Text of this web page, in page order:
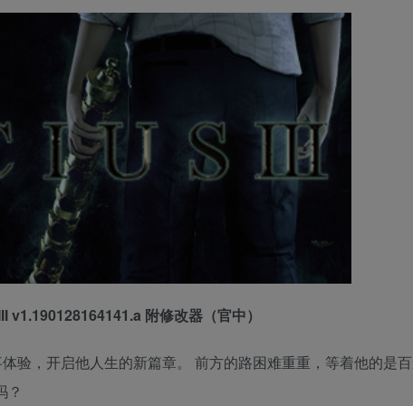
v1.190128164141.a 附修改器（官中）
验，开启他人生的新篇章。 前方的路困难重重，等着他的是
？